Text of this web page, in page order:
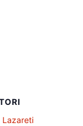
Lazareti